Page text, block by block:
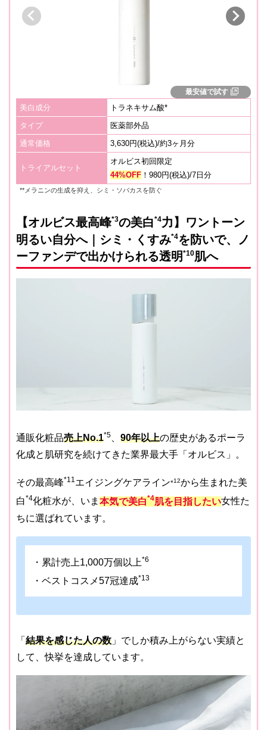
最安値で試す
美白成分
トラネキサム酸*
タイプ
医薬部外品
通常価格
3,630円(税込)/約3ヶ月分
トライアルセット
オルビス初回限定
44%OFF ！980円(税込)/7日分
**メラニンの生成を抑え、シミ・ソバカスを防ぐ
【オルビス最高峰*3の美白*4力】ワントーン
明るい自分へ｜シミ・くすみ*4を防いで、ノ
ーファンデで出かけられる透明 *10肌へ
通販化粧品売上No.1*5 90年以上の歴史があるポーラ
化成と肌研究を続けてきた業界最大手「オルビス」。
その最高峰*11エイジングケアライン*12から生まれた美
白*4化粧水が、いま 本気で美白*4肌を目指したい女性た
ちに選ばれています。
・累計売上1,000万個以上*6
・ベストコスメ57冠達成*13
「 結果を感じた人の数 」でしか積み上がらない実績と
して、快挙を達成しています。